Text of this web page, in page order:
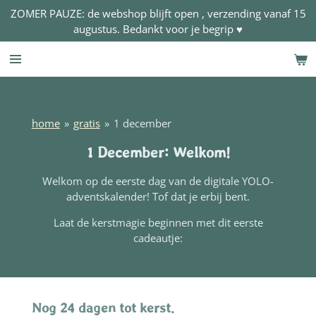
Ga
naar
de
hoofdinhoud
ZOMER PAUZE: de webshop blijft open , verzending vanaf 15
augustus. Bedankt voor je begrip ♥
home » gratis » 1 december
1 December: Welkom!
Welkom op de eerste dag van de digitale YOLO-
adventskalender! Tof dat je erbij bent.
Laat de kerstmagie beginnen met dit eerste
cadeautje:
Nog 24 dagen tot kerst.